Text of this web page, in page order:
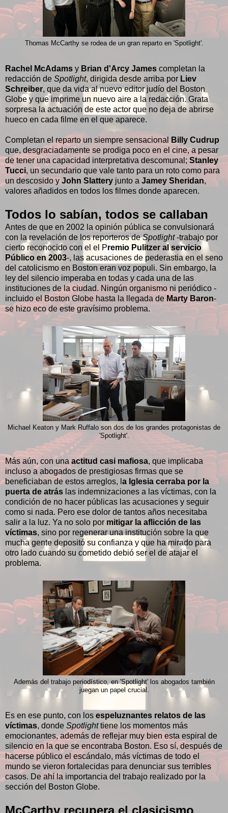
Thomas McCarthy se rodea de un gran reparto en 'Spotlight'.
Rachel McAdams y Brian d'Arcy James completan la
redacción de Spotlight, dirigida desde arriba por Liev
Schreiber, que da vida al nuevo editor judío del Boston
Globe y que imprime un nuevo aire a la redacción. Grata
sorpresa la actuación de este actor que no deja de abrirse
hueco en cada filme en el que aparece.
Completan el reparto un siempre sensacionalBilly Cudrup
que, desgraciadamente se prodiga poco en el cine, a pesar
de tener una capacidad interpretativa descomunal; Stanley
Tucci, un secundario que vale tanto para un roto como para
un descosido y John Slattery junto a Jamey Sheridan,
valores añadidos en todos los filmes donde aparecen.
Todos lo sabían, todos se callaban
Antes de que en 2002 la opinión pública se convulsionará
con la revelación de los reporteros deSpotlight-trabajo por
cierto reconocido con el el Premio Pulitzer al servicio
Público en 2003-, las acusaciones de pederastia en el seno
del catolicismo en Boston eran voz populi. Sin embargo, la
ley del silencio imperaba en todas y cada una de las
instituciones de la ciudad. Ningún organismo ni periódico -
incluido el Boston Globe hasta la llegada de Marty Baron-
se hizo eco de este gravísimo problema.
Michael Keaton y Mark Ruffalo son dos de los grandes protagonistas de
'Spotlight'.
Más aún, con unaactitud casi mafiosa, que implicaba
incluso a abogados de prestigiosas firmas que se
beneficiaban de estos arreglos, l a Iglesia cerraba por la
puerta de atrás las indemnizaciones a las víctimas, con la
condición de no hacer públicas las acusaciones y seguir
como si nada. Pero ese dolor de tantos años necesitaba
salir a la luz. Ya no solo por mitigar la aflicción de las
víctimas, sino por regenerar una institución sobre la que
mucha gente depositó su confianza y que ha mirado para
otro lado cuando su cometido debió ser el de atajar el
problema.
Además del trabajo periodístico, en 'Spotlight' los abogados también
juegan un papel crucial.
Es en ese punto, con los espeluznantes relatos de las
víctimas, donde Spotlighttiene los momentos más
emocionantes, además de reflejar muy bien esta espiral de
silencio en la que se encontraba Boston. Eso sí, después de
hacerse público el escándalo, más víctimas de todo el
mundo se vieron fortalecidas para denunciar sus terribles
casos. De ahí la importancia del trabajo realizado por la
sección del Boston Globe.
McCarthy recupera el clasicismo